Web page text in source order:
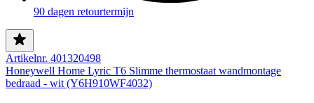
90 dagen retourtermijn
Artikelnr. 401320498
Honeywell Home Lyric T6 Slimme thermostaat wandmontage
bedraad - wit (Y6H910WF4032)